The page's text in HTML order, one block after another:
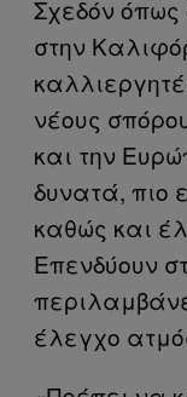
Σχεδόν όπως
στην
νέους
και την
δυνατά, πιο
καθώς και
Επενδύουν
έλεγχο